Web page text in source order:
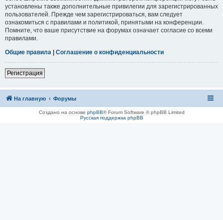
установлены также дополнительные привилегии для зарегистрированных
пользователей. Прежде чем зарегистрироваться, вам следует
ознакомиться с правилами и политикой, принятыми на конференции.
Помните, что ваше присутствие на форумах означает согласие со всеми
правилами.
Общие правила | Соглашение о конфиденциальности
Регистрация
На главную Форумы
Создано на основе phpBB® Forum Software © phpBB Limited
Русская поддержка phpBB